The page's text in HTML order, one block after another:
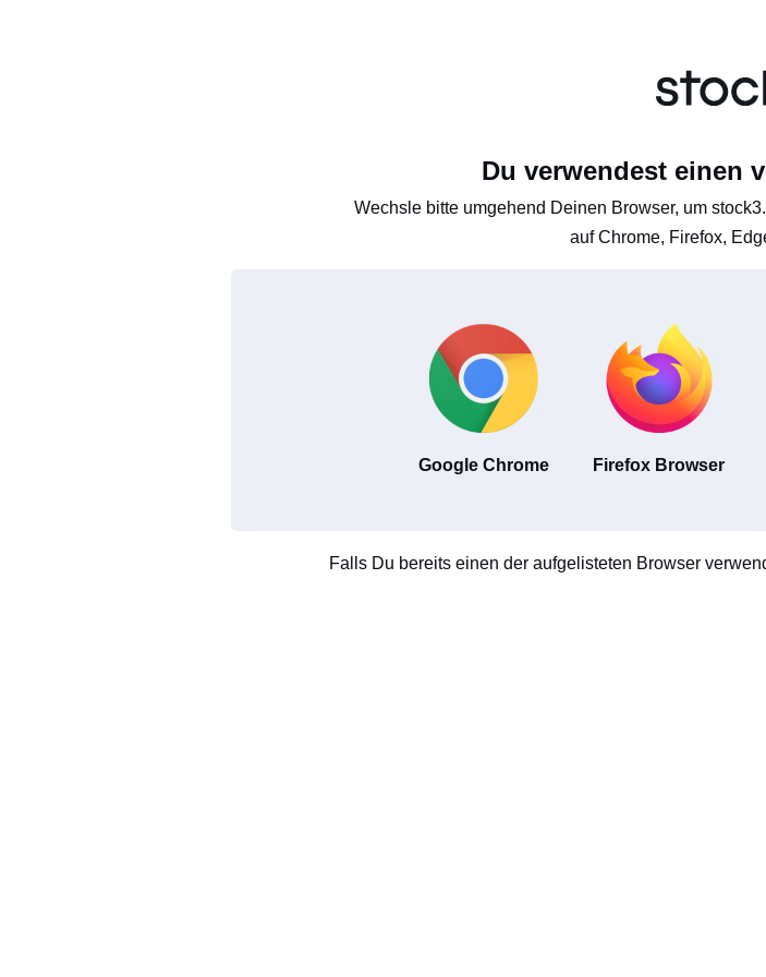
Du verwendest einen
Wechsle bitte umgehend Deinen Browser, um
auf Chrome, Firefox,
Google Chrome Firefox Browser
Falls Du bereits einen der aufgelisteten Browser